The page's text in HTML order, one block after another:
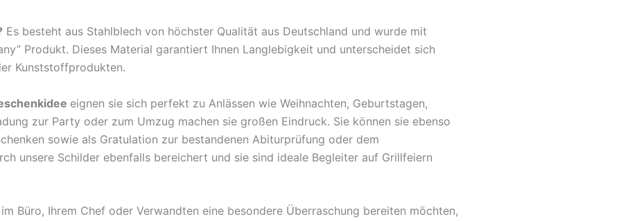
Schild
Menge
Es besteht aus Stahlblech von höchster Qualität aus Deutschland und wurde mit
Produkt. Dieses Material garantiert Ihnen Langlebigkeit und unterscheidet sich
Kunststoffprodukten.
eignen sie sich perfekt zu Anlässen wie Weihnachten, Geburtstagen,
zur Party oder zum Umzug machen sie großen Eindruck. Sie können sie ebenso
sowie als Gratulation zur bestandenen Abiturprüfung oder dem
unsere Schilder ebenfalls bereichert und sie sind ideale Begleiter auf Grillfeiern
Büro, Ihrem Chef oder Verwandten eine besondere Überraschung bereiten möchten,